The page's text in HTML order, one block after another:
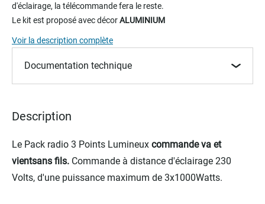
of
the
images
gallery
d'éclairage, la télécommande fera le reste.
Le kit est proposé avec décorALUMINIUM
Voir la description complète
Documentation technique
Description
Le Pack radio 3 Points Lumineux commande va et
vientsans fils. Commande à distance d'éclairage 230
Volts, d'une puissance maximum de 3x1000Watts.